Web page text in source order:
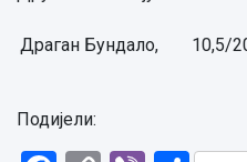
Драган Бундало, 10,5/
Подијели: